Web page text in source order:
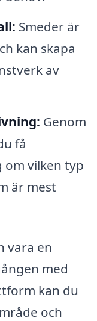
Smeder är
kan skapa
av
Genom
få
om vilken typ
är mest
vara en
med
kan du
och